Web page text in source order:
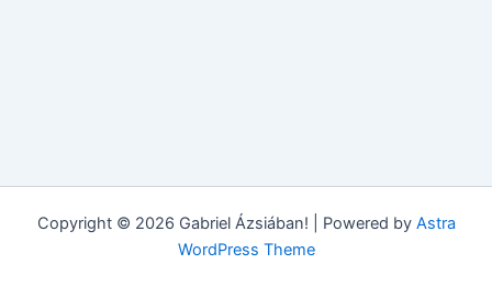
Copyright © 2026 Gabriel Ázsiában! | Powered by Astra
WordPress Theme